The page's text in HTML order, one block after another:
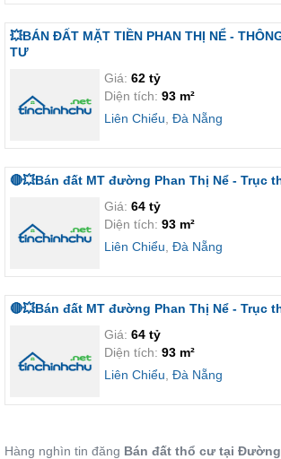
💥BÁN ĐẤT MẶT TIỀN PHAN THỊ NỂ -
TƯ
Giá: 62 tỷ
Diện tích: 93 m²
Liên Chiểu Đà Nẵng
🔴💥Bán đất MT đường Phan Thị Nể - Trục
Giá: 64 tỷ
Diện tích: 93 m²
Liên Chiểu Đà Nẵng
🔴💥Bán đất MT đường Phan Thị Nể - Trục
Giá: 64 tỷ
Diện tích: 93 m²
Liên Chiểu Đà Nẵng
Hàng nghìn tin đăng Bán đất thổ cư tại